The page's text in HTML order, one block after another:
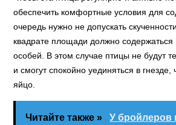
обеспечить комфортные условия для
очередь нужно не допускать
квадрате площади должно
особей. В этом случае птицы не будут
и смогут спокойно уединяться в гнезде,
яйцо.
Читайте также »
У бройлеров